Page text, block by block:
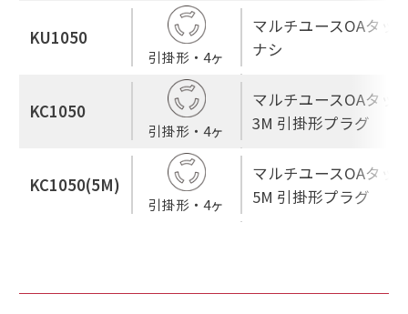
KU1050
引掛形・4ヶ
マルチユースOAタッ
ナシ
KC1050
引掛形・4ヶ
マルチユースOAタッ
3M 引掛形プラグ
KC1050(5M)
引掛形・4ヶ
マルチユースOAタッ
5M 引掛形プラグ